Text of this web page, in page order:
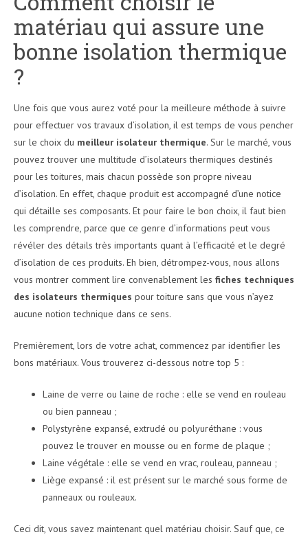
matériau qui assure une
bonne isolation thermique
?
Une fois que vous aurez voté pour la meilleure méthode à suivre
pour effectuer vos travaux d’isolation, il est temps de vous pencher
sur le choix du meilleur isolateur thermique. Sur le marché, vous
pouvez trouver une multitude d’isolateurs thermiques destinés
pour les toitures, mais chacun possède son propre niveau
d’isolation. En effet, chaque produit est accompagné d’une notice
qui détaille ses composants. Et pour faire le bon choix, il faut bien
les comprendre, parce que ce genre d’informations peut vous
révéler des détails très importants quant à l’efficacité et le degré
d’isolation de ces produits. Eh bien, détrompez-vous, nous allons
vous montrer comment lire convenablement les fiches techniques
des isolateurs thermiques pour toiture sans que vous n’ayez
aucune notion technique dans ce sens.
Premièrement, lors de votre achat, commencez par identifier les
bons matériaux. Vous trouverez ci-dessous notre top 5 :
Laine de verre ou laine de roche : elle se vend en rouleau
ou bien panneau ;
Polystyrène expansé, extrudé ou polyuréthane : vous
pouvez le trouver en mousse ou en forme de plaque ;
Laine végétale : elle se vend en vrac, rouleau, panneau ;
Liège expansé : il est présent sur le marché sous forme de
panneaux ou rouleaux.
Ceci dit, vous savez maintenant quel matériau choisir. Sauf que, ce